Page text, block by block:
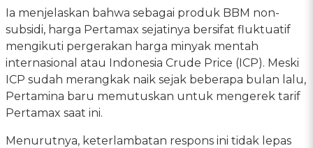
Ia menjelaskan bahwa sebagai produk BBM non-
subsidi, harga Pertamax sejatinya bersifat fluktuatif
mengikuti pergerakan harga minyak mentah
internasional atau Indonesia Crude Price (ICP). Meski
ICP sudah merangkak naik sejak beberapa bulan lalu,
Pertamina baru memutuskan untuk mengerek tarif
Pertamax saat ini.
Menurutnya, keterlambatan respons ini tidak lepas